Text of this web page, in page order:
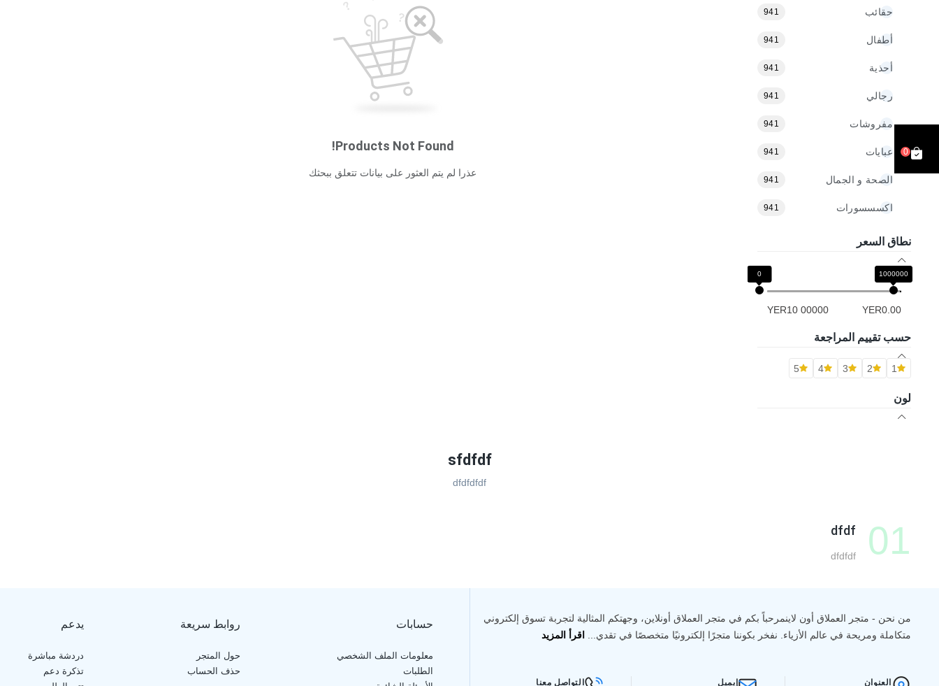
0
حقائب 941
أطفال 941
أحذية 941
رجالي 941
مفروشات 941
عبايات 941
الصحة و الجمال 941
اكسسسورات 941
نطاق السعر
0 1000000
YER0.00
YER10 00000
حسب تقييم المراجعة
1
2
3
4
5
لون
Products Not Found!
عذرا لم يتم العثور على بيانات تتعلق ببحثك
sfdfdf
dfdfdfdf
01
dfdf
dfdfdf
من نحن - متجر العملاق أون لاينمرحباً بكم في متجر العملاق أونلاين، وجهتكم المثالية لتجربة تسوق إلكتروني
متكاملة ومريحة في عالم الأزياء. نفخر بكوننا متجرًا إلكترونيًا متخصصًا في تقدي...
اقرأ المزيد
العنوان إيميل التواصل معنا
حسابات
معلومات الملف الشخصي
الطلبات
روابط سريعة
حول المتجر
حذف الحساب
يدعم
دردشة مباشرة
تذكرة دعم